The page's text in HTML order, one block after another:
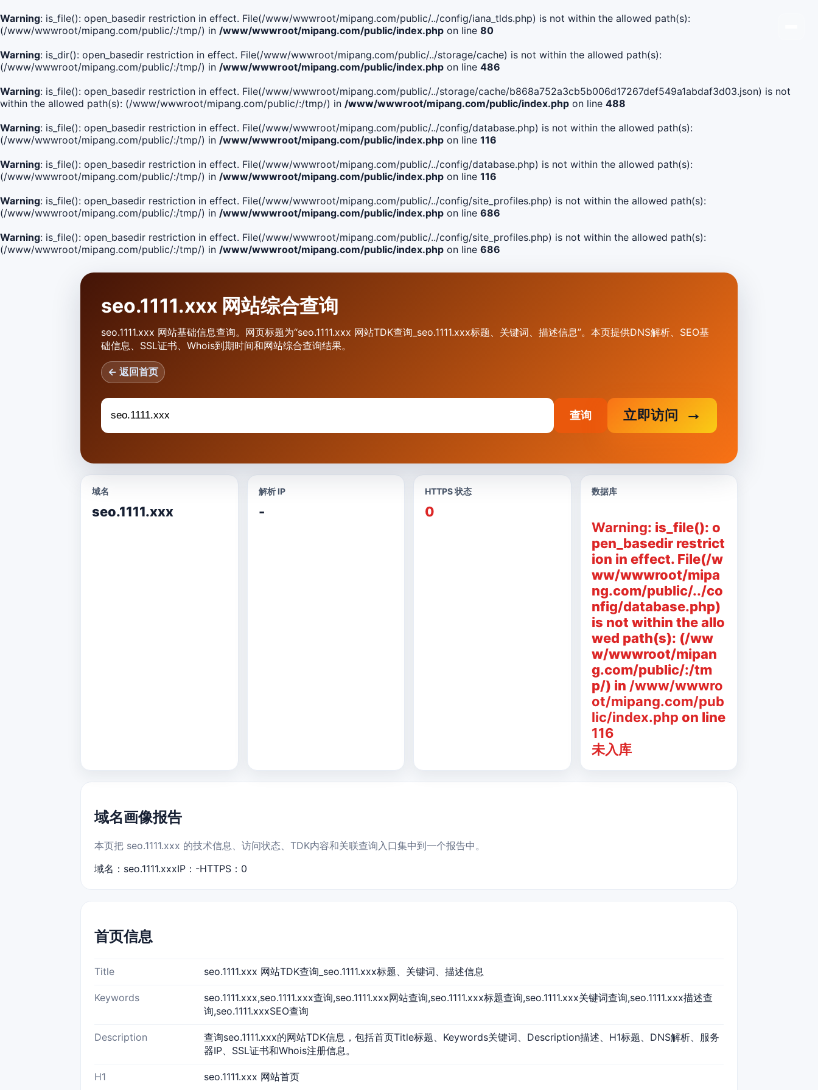
Warning: is_file(): open_basedir restriction in effect. File(/www/wwwroot/mipang.com/public/../config/iana_tlds.php) is not within the allowed path(s):
(/www/wwwroot/mipang.com/public/:/tmp/) in /www/wwwroot/mipang.com/public/index.php on line 80
Warning: is_dir(): open_basedir restriction in effect. File(/www/wwwroot/mipang.com/public/../storage/cache) is not within the allowed path(s):
(/www/wwwroot/mipang.com/public/:/tmp/) in /www/wwwroot/mipang.com/public/index.php on line 486
Warning: is_file(): open_basedir restriction in effect. File(/www/wwwroot/mipang.com/public/../storage/cache/b868a752a3cb5b006d17267def549a1abdaf3d03.json) is not
within the allowed path(s): (/www/wwwroot/mipang.com/public/:/tmp/) in /www/wwwroot/mipang.com/public/index.php on line 488
Warning: is_file(): open_basedir restriction in effect. File(/www/wwwroot/mipang.com/public/../config/database.php) is not within the allowed path(s):
(/www/wwwroot/mipang.com/public/:/tmp/) in /www/wwwroot/mipang.com/public/index.php on line 116
Warning: is_file(): open_basedir restriction in effect. File(/www/wwwroot/mipang.com/public/../config/database.php) is not within the allowed path(s):
(/www/wwwroot/mipang.com/public/:/tmp/) in /www/wwwroot/mipang.com/public/index.php on line 116
Warning: is_file(): open_basedir restriction in effect. File(/www/wwwroot/mipang.com/public/../config/site_profiles.php) is not within the allowed path(s):
(/www/wwwroot/mipang.com/public/:/tmp/) in /www/wwwroot/mipang.com/public/index.php on line 686
Warning: is_file(): open_basedir restriction in effect. File(/www/wwwroot/mipang.com/public/../config/site_profiles.php) is not within the allowed path(s):
(/www/wwwroot/mipang.com/public/:/tmp/) in /www/wwwroot/mipang.com/public/index.php on line 686
seo.1111.xxx 网站综合查询
seo.1111.xxx 网站基础信息查询。网页标题为“seo.1111.xxx 网站TDK查询_seo.1111.xxx标题、关键词、描述信息”。本页提供DNS解析、SEO基
础信息、SSL证书、Whois到期时间和网站综合查询结果。
← 返回首页
查询 立即访问
域名
seo.1111.xxx
解析 IP
-
HTTPS 状态
0
数据库
Warning: is_file(): o
pen_basedir restrict
ion in effect. File(/w
ww/wwwroot/mipa
ng.com/public/../co
nfig/database.php)
is not within the allo
wed path(s): (/ww
w/wwwroot/mipan
g.com/public/:/tm
p/) in /www/wwwro
ot/mipang.com/pub
lic/index.php on line
116
未入库
域名画像报告
本页把 seo.1111.xxx 的技术信息、访问状态、TDK内容和关联查询入口集中到一个报告中。
域名：seo.1111.xxxIP：-HTTPS：0
首页信息
Title seo.1111.xxx 网站TDK查询_seo.1111.xxx标题、关键词、描述信息
Keywords
seo.1111.xxx,seo.1111.xxx查询,seo.1111.xxx网站查询,seo.1111.xxx标题查询,seo.1111.xxx关键词查询,seo.1111.xxx描述查
询,seo.1111.xxxSEO查询
Description
查询seo.1111.xxx的网站TDK信息，包括首页Title标题、Keywords关键词、Description描述、H1标题、DNS解析、服务
器IP、SSL证书和Whois注册信息。
H1 seo.1111.xxx 网站首页